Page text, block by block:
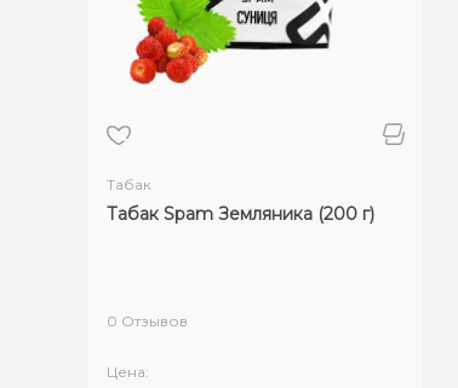
Табак
Табак Spam Земляника (200 г)
0 Отзывов
Цена: